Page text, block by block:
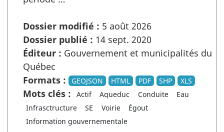
Dossier modifié : 5 août 2026
Dossier publié : 14 sept. 2020
Éditeur : Gouvernement et municipalités du
Québec
Formats :
GEOJSON HTML PDF SHP XLS
Mots clés : Actif Aqueduc Conduite
Eau
Infrasctructure
SE Voirie
Égout
Information gouvernementale